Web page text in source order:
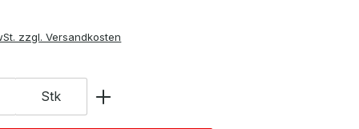
zzgl. Versandkosten
Stk